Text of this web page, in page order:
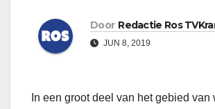
Door Redactie Ros
JUN 8, 2019
In een groot deel van het gebied van